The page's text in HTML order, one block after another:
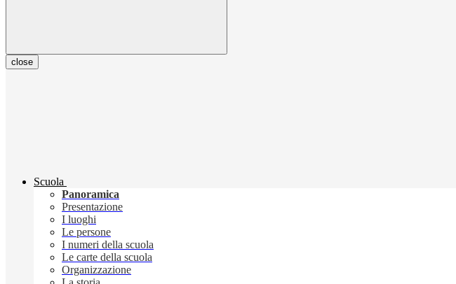
close
Scuola
Panoramica
Presentazione
I luoghi
Le persone
I numeri della scuola
Le carte della scuola
Organizzazione